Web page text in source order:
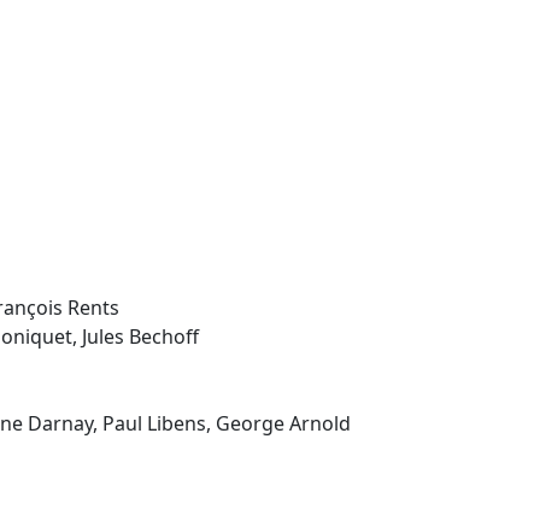
Rents
Jules Bechoff
Darnay, Paul Libens, George Arnold